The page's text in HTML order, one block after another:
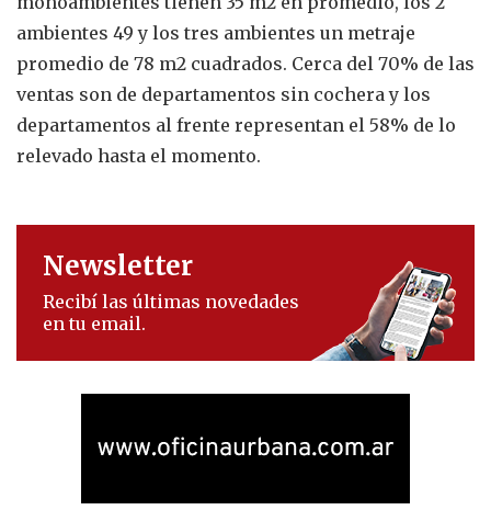
ambientes 49 y los tres ambientes un metraje
promedio de 78 m2 cuadrados. Cerca del 70% de las
ventas son de departamentos sin cochera y los
departamentos al frente representan el 58% de lo
relevado hasta el momento.
Newsletter
Recibí las últimas novedades
en tu email.